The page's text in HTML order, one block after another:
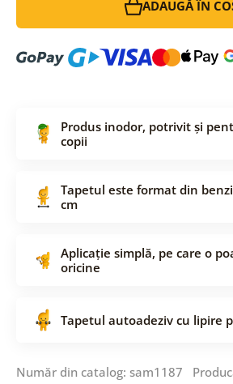
ADAUGĂ ÎN
Produs inodor, potrivit și
copii
Tapetul este format din
cm
Aplicație simplă, pe care o
oricine
Tapetul autoadeziv cu lipire
Număr din catalog: sam1187